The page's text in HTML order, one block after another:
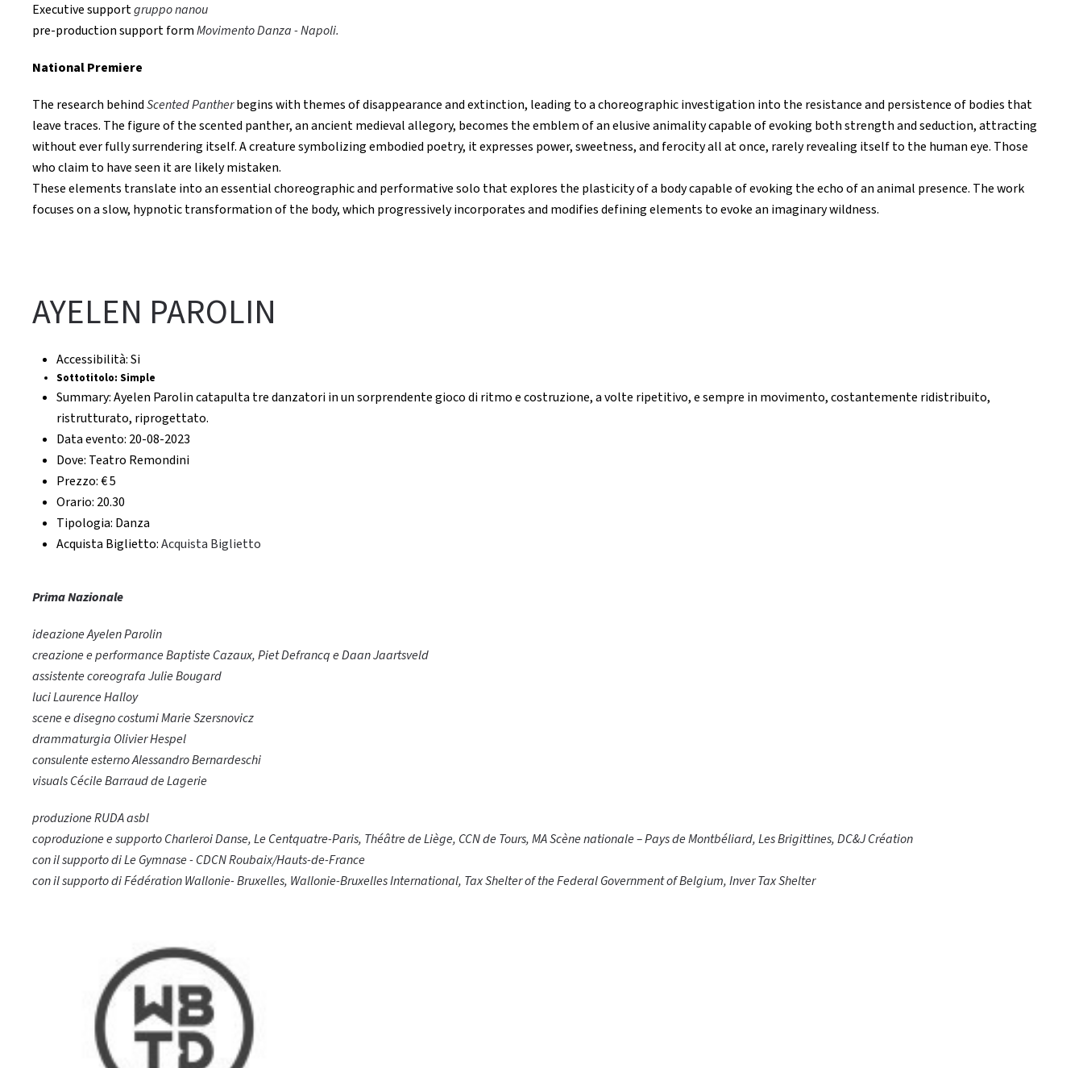
Executive supportgruppo nanou
pre-production support formMovimento Danza - Napoli.
National Premiere
The research behindScented Pantherbegins with themes of disappearance and extinction, leading to a choreographic investigation into the resistance and persistence of bodies that
leave traces. The figure of the scented panther, an ancient medieval allegory, becomes the emblem of an elusive animality capable of evoking both strength and seduction, attracting
without ever fully surrendering itself. A creature symbolizing embodied poetry, it expresses power, sweetness, and ferocity all at once, rarely revealing itself to the human eye. Those
who claim to have seen it are likely mistaken.
These elements translate into an essential choreographic and performative solo that explores the plasticity of a body capable of evoking the echo of an animal presence. The work
focuses on a slow, hypnotic transformation of the body, which progressively incorporates and modifies defining elements to evoke an imaginary wildness.
AYELEN PAROLIN
Accessibilità:Si
Sottotitolo: Simple
Summary:Ayelen Parolin catapulta tre danzatori in un sorprendente gioco di ritmo e costruzione, a volte ripetitivo, e sempre in movimento, costantemente ridistribuito,
ristrutturato, riprogettato.
Data evento: 20-08-2023
Dove: Teatro Remondini
Prezzo:€ 5
Orario: 20.30
Tipologia: Danza
Acquista Biglietto:Acquista Biglietto
Prima Nazionale
ideazione Ayelen Parolin
creazione e performance Baptiste Cazaux, Piet Defrancq e Daan Jaartsveld
assistente coreografa Julie Bougard
luci Laurence Halloy
scene e disegno costumi Marie Szersnovicz
drammaturgia Olivier Hespel
consulente esterno Alessandro Bernardeschi
visuals Cécile Barraud de Lagerie
produzione RUDA asbl
coproduzione e supporto Charleroi Danse, Le Centquatre-Paris, Théâtre de Liège, CCN de Tours, MA Scène nationale – Pays de Montbéliard, Les Brigittines, DC&J Création
con il supporto di Le Gymnase - CDCN Roubaix/Hauts-de-France
con il supporto di Fédération Wallonie- Bruxelles, Wallonie-Bruxelles International, Tax Shelter of the Federal Government of Belgium, Inver Tax Shelter